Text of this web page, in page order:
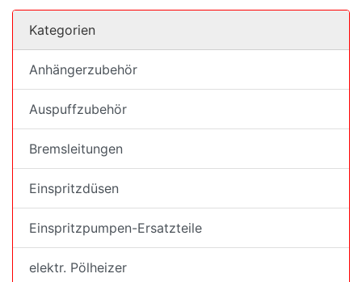
Kategorien
Anhängerzubehör
Auspuffzubehör
Bremsleitungen
Einspritzdüsen
Einspritzpumpen-Ersatzteile
elektr. Pölheizer